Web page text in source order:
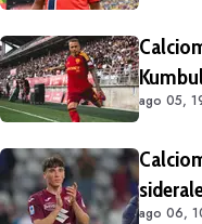
Spagna
ago 05,
ago 06,